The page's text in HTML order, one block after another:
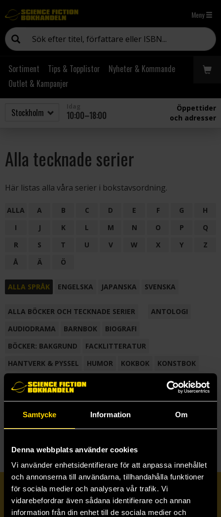
Samtycke Information Om
Denna webbplats använder cookies
Vi använder enhetsidentifierare för att anpassa innehållet
och annonserna till användarna, tillhandahålla funktioner
för sociala medier och analysera vår trafik. Vi
vidarebefordrar även sådana identifierare och annan
information från din enhet till de sociala medier och
Meny
Sortiment Tips & Topplistor
Nyheter & Kommande
Outlet & Kampanjer
10:00–18:00
Öppettider
och adresser
Alla tecknade serier
Här listas alla våra serier i bokstavsordning.
ALLA A B C D E F G
H
I
J K L M N O P
Q
R
S T U V W X Y
Z
Å
Ä Ö
ALLA SPRÅK ENGELSKA JAPANSKA SVENSKA
ALLA BÖCKER OCH TECKNADE SERIER
ANTOLOGI
AUDIODRAMA
BARNBOK
BIOGRAFI
BÖCKER: BAKGRUND
FACKLITTERATUR
HANTVERK & PYSSEL
HUMOR KOKBOK
KONSTBOK
KORTROMAN
LÄROBOK
NOVELL
SAMLINGSVOLYM
TECKNA & MÅLA TECKNAD SERIE
Prenumerera på vårt nyhetsbrev